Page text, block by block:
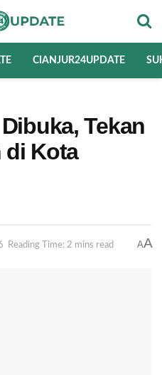
CIANJUR24UPDATE
Tekan
di Kota
Reading Time: 2 mins read AA